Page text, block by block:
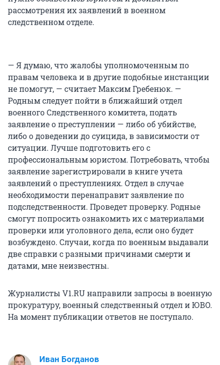
рассмотрения их заявлений в военном
следственном отделе.
— Я думаю, что жалобы уполномоченным по
правам человека и в другие подобные инстанции
не помогут, — считает Максим Гребенюк. —
Родным следует пойти в ближайший отдел
военного Следственного комитета, подать
заявление о преступлении — либо об убийстве,
либо о доведении до суицида, в зависимости от
ситуации. Лучше подготовить его с
профессиональным юристом. Потребовать, чтобы
заявление зарегистрировали в книге учета
заявлений о преступлениях. Отдел в случае
необходимости перенаправит заявление по
подследственности. Проведет проверку. Родные
смогут попросить ознакомить их с материалами
проверки или уголовного дела, если оно будет
возбуждено. Случаи, когда по военным выдавали
две справки с разными причинами смерти и
датами, мне неизвестны.
Журналисты V1.RU направили запросы в военную
прокуратуру, военный следственный отдел и ЮВО.
На момент публикации ответов не поступало.
Иван Богданов